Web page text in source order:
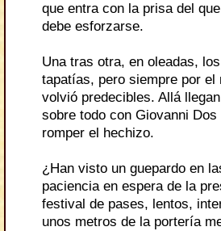
que entra con la prisa del
debe esforzarse.
Una tras otra, en oleadas,
tapatías, pero siempre por el
volvió predecibles. Allá
sobre todo con Giovanni
romper el hechizo.
¿Han visto un guepardo en
paciencia en espera de la
festival de pases, lentos,
unos metros de la portería